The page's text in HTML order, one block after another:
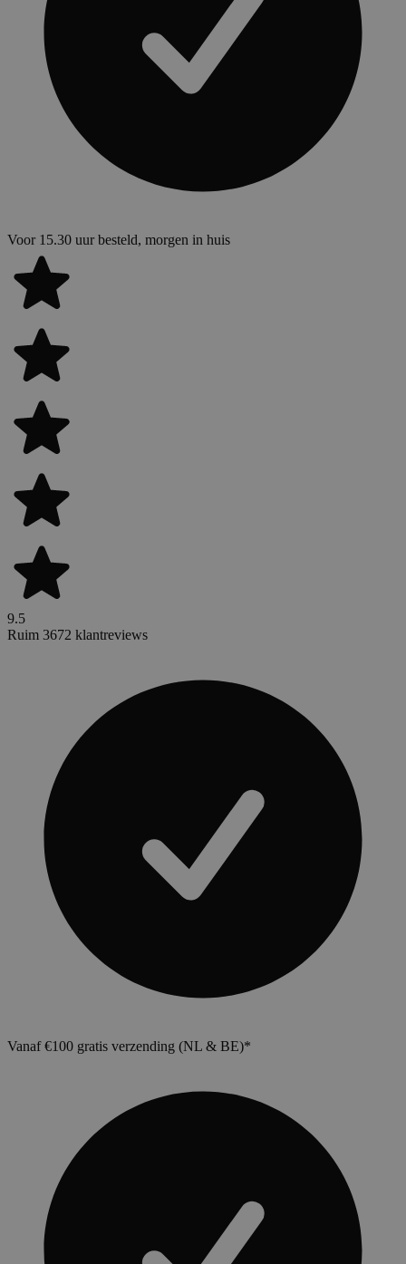
Voor 15.30 uur besteld, morgen in huis
9.5
Ruim 3672 klantreviews
Vanaf €100 gratis verzending (NL & BE)*